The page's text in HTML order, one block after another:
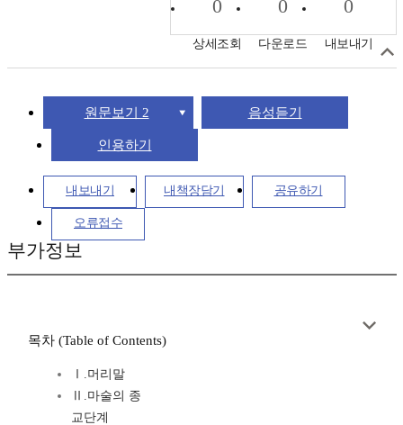
0
상세조회
0
다운로드
0
내보내기
원문보기 2 음성듣기
인용하기
내보내기 내책장담기 공유하기
오류접수
부가정보
목차 (Table of Contents)
Ⅰ.머리말
Ⅱ.마술의 종
교단계